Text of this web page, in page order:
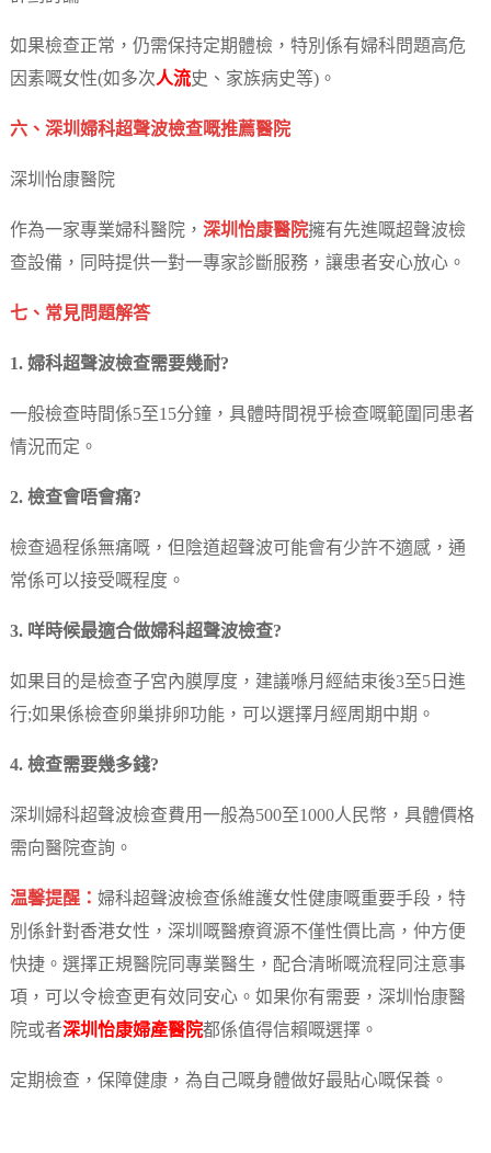
如果檢查正常，仍需保持定期體檢，特別係有婦科問題高危
因素嘅女性(如多次人流史、家族病史等)。
六、深圳婦科超聲波檢查嘅推薦醫院
深圳怡康醫院
作為一家專業婦科醫院， 深圳怡康醫院擁有先進嘅超聲波檢
查設備，同時提供一對一專家診斷服務，讓患者安心放心。
七、常見問題解答
1. 婦科超聲波檢查需要幾耐?
一般檢查時間係5至15分鐘，具體時間視乎檢查嘅範圍同患者
情況而定。
2. 檢查會唔會痛?
檢查過程係無痛嘅，但陰道超聲波可能會有少許不適感，通
常係可以接受嘅程度。
3. 咩時候最適合做婦科超聲波檢查?
如果目的是檢查子宮內膜厚度，建議喺月經結束後3至5日進
行;如果係檢查卵巢排卵功能，可以選擇月經周期中期。
4. 檢查需要幾多錢?
深圳婦科超聲波檢查費用一般為500至1000人民幣，具體價格
需向醫院查詢。
温馨提醒： 婦科超聲波檢查係維護女性健康嘅重要手段，特
別係針對香港女性，深圳嘅醫療資源不僅性價比高，仲方便
快捷。選擇正規醫院同專業醫生，配合清晰嘅流程同注意事
項，可以令檢查更有效同安心。如果你有需要，深圳怡康醫
院或者深圳怡康婦產醫院都係值得信賴嘅選擇。
定期檢查，保障健康，為自己嘅身體做好最貼心嘅保養。